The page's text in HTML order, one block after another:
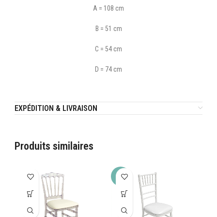
A = 108 cm
B = 51 cm
C = 54 cm
D = 74 cm
EXPÉDITION & LIVRAISON
Produits similaires
-20%